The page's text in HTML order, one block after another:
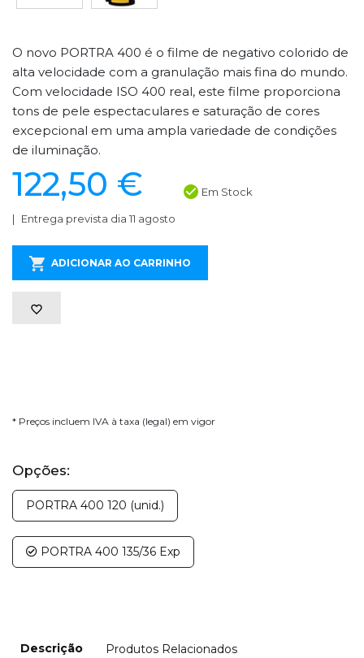
O novo PORTRA 400 é o filme de negativo colorido de
alta velocidade com a granulação mais fina do mundo.
Com velocidade ISO 400 real, este filme proporciona
tons de pele espectaculares e saturação de cores
excepcional em uma ampla variedade de condições
de iluminação.
122,50 € Em Stock
Entrega prevista dia 11 agosto
ADICIONAR AO CARRINHO
* Preços incluem IVA à taxa (legal) em vigor
Opções:
PORTRA 400 120 (unid.)
PORTRA 400 135/36 Exp
Descrição Produtos Relacionados